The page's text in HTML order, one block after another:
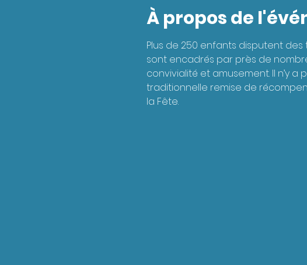
À propos de
Plus de 250 enfants disputent
sont encadrés par près de
convivialité et amusement. Il n’y
traditionnelle remise de
la Fête.